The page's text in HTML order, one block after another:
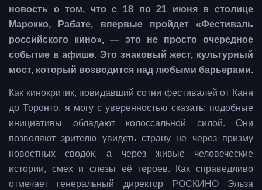
новость о том, что с 18 по 21 июня в столице
Марокко, Рабате, впервые пройдет «Фестиваль
российского кино», — это не просто очередное
событие в афише. Это знаковый жест, культурный
мост, который возводится над любыми барьерами.
Как кинокритик, повидавший сотни фестивалей от Канн
до Торонто, я могу с уверенностью сказать: подобные
инициативы обладают колоссальной силой. Они
позволяют зрителю увидеть страну не через призму
новостных сводок, а через живые человеческие
истории, смех и слезы её героев. Как справедливо
отмечает генеральный директор РОСКИНО Эльза